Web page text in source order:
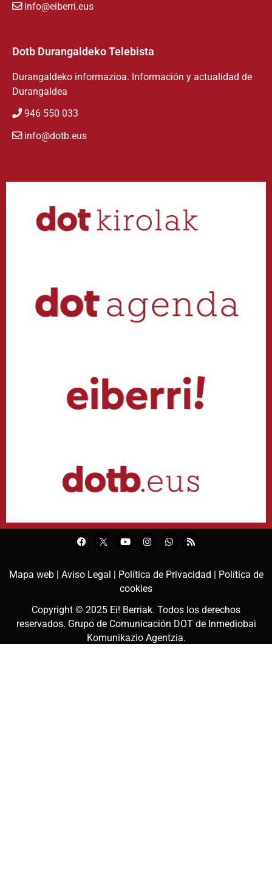
info@eiberri.eus
Dotb Durangaldeko Telebista
Durangaldeko informazioa. Información y actualidad de
Durangaldea
946 550 033
info@dotb.eus
Mapa web | Aviso Legal | Política de Privacidad | Política de
cookies
Copyright © 2025 Ei! Berriak. Todos los derechos
reservados. Grupo de Comunicación DOT de Inmediobai
Komunikazio Agentzia.